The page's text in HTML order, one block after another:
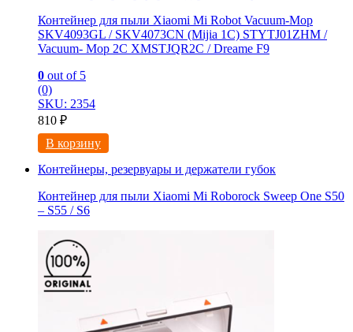
Контейнер для пыли Xiaomi Mi Robot Vacuum-Mop
SKV4093GL / SKV4073CN (Mijia 1C) STYTJ01ZHM /
Vacuum- Mop 2C XMSTJQR2C / Dreame F9
0 out of 5
(0)
SKU: 2354
810 ₽
В корзину
Контейнеры, резервуары и держатели губок
Контейнер для пыли Xiaomi Mi Roborock Sweep One S50
– S55 / S6